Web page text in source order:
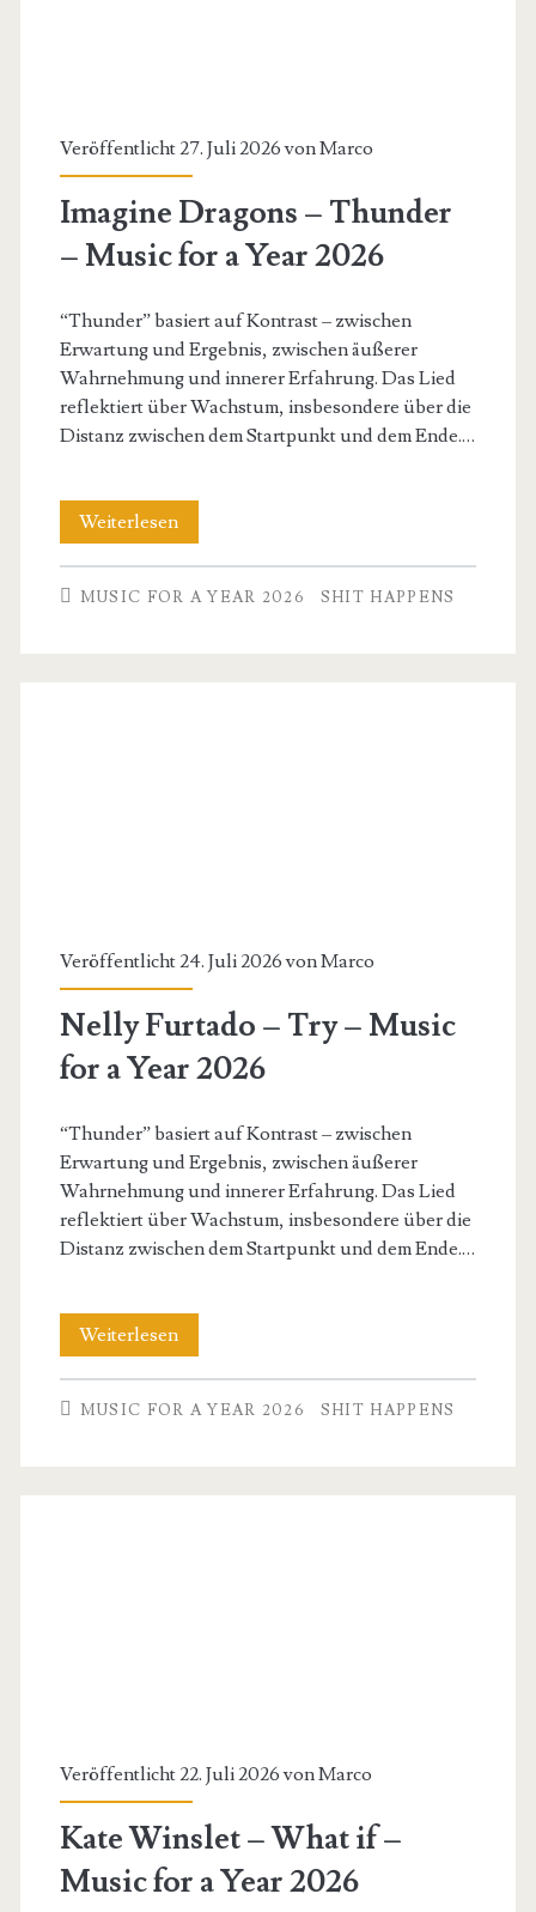
Music
for
a
Year
2026
Veröffentlicht 27. Juli 2026 vonMarco
Imagine Dragons – Thunder
– Music for a Year 2026
“Thunder” basiert auf Kontrast – zwischen
Erwartung und Ergebnis, zwischen äußerer
Wahrnehmung und innerer Erfahrung. Das Lied
reflektiert über Wachstum, insbesondere über die
Distanz zwischen dem Startpunkt und dem Ende.…
WeiterlesenImagine
Dragons
–
MUSIC FOR A YEAR 2026 SHIT HAPPENS
Veröffentlicht 24. Juli 2026 vonMarco
Nelly Furtado – Try – Music
for a Year 2026
“Thunder” basiert auf Kontrast – zwischen
Erwartung und Ergebnis, zwischen äußerer
Wahrnehmung und innerer Erfahrung. Das Lied
reflektiert über Wachstum, insbesondere über die
Distanz zwischen dem Startpunkt und dem Ende.…
WeiterlesenNelly
Furtado
–
MUSIC FOR A YEAR 2026 SHIT HAPPENS
Veröffentlicht 22. Juli 2026 vonMarco
Kate Winslet – What if –
Music for a Year 2026